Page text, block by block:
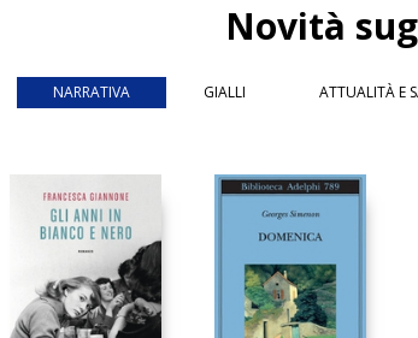
Novità
NARRATIVA GIALLI ATTUALITÀ E